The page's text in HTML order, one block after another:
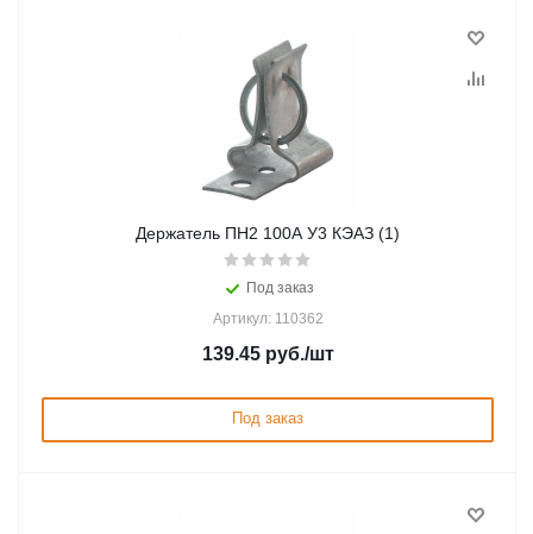
Держатель ПН2 100А У3 КЭАЗ (1)
Под заказ
Артикул: 110362
139.45руб./шт
Под заказ